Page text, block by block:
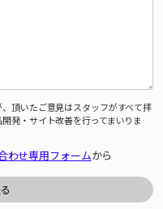
頂いたご意見はスタッフがすべて拝
発・サイト改善を行ってまいりま
わせ専用フォームから